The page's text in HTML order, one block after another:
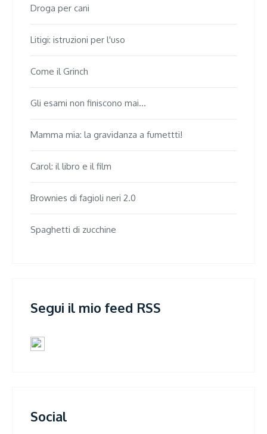
Droga per cani
Litigi: istruzioni per l'uso
Come il Grinch
Gli esami non finiscono mai...
Mamma mia: la gravidanza a fumettti!
Carol: il libro e il film
Brownies di fagioli neri 2.0
Spaghetti di zucchine
Segui il mio feed RSS
Social